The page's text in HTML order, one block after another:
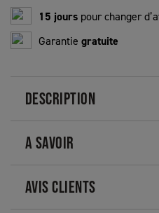
15 jours pour changer
Garantie gratuite
DESCRIPTION
A SAVOIR
AVIS CLIENTS